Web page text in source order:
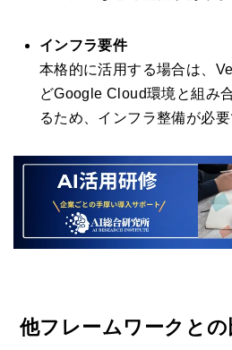
インフラ要件
本格的に活用する場合は、
どGoogle Cloud環境と組み
るため、インフラ整備が必要
他フレームワークとの